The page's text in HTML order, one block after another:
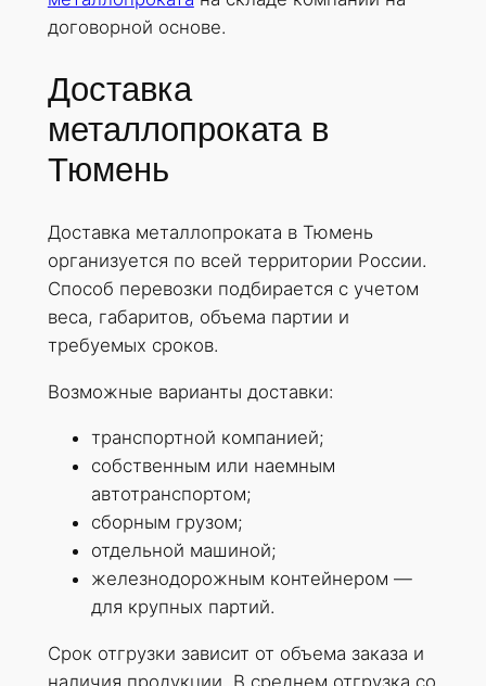
договорной основе.
Доставка
металлопроката в
Тюмень
Доставка металлопроката в Тюмень
организуется по всей территории России.
Способ перевозки подбирается с учетом
веса, габаритов, объема партии и
требуемых сроков.
Возможные варианты доставки:
транспортной компанией;
собственным или наемным
автотранспортом;
сборным грузом;
отдельной машиной;
железнодорожным контейнером —
для крупных партий.
Срок отгрузки зависит от объема заказа и